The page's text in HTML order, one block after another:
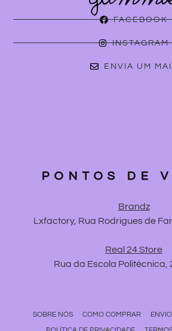
FACEBOOK
INSTAGRAM
ENVIA UM
PONTOS DE
Brandz
Lxfactory, Rua Rodrigues de
Real 24 Store
Rua da Escola Politécnica,
SOBRE NÓS COMO COMPRAR